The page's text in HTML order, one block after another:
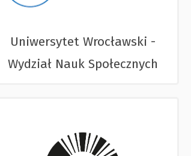
Uniwersytet Wrocławski -
Wydział Nauk Społecznych